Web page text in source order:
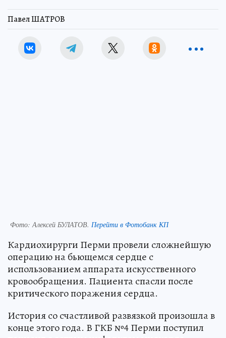
Павел ШАТРОВ
Фото: Алексей БУЛАТОВ. Перейти в Фотобанк КП
Кардиохирурги Перми провели сложнейшую
операцию на бьющемся сердце с
использованием аппарата искусственного
кровообращения. Пациента спасли после
критического поражения сердца.
История со счастливой развязкой произошла в
конце этого года. В ГКБ №4 Перми поступил